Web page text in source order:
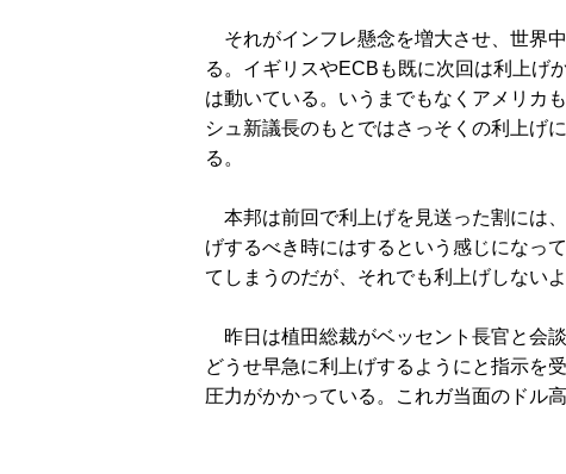
それがインフレ懸念を増大させ、世界
る。イギリスやECBも既に次回は利上げ
は動いている。いうまでもなくアメリカ
シュ新議長のもとではさっそくの利上げ
る。
本邦は前回で利上げを見送った割には
げするべき時にはするという感じになっ
てしまうのだが、それでも利上げしない
昨日は植田総裁がベッセント長官と会
どうせ早急に利上げするようにと指示を
圧力がかかっている。これガ当面のドル